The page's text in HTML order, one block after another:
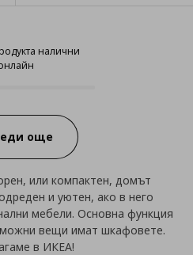
налични
12 от 97 продукта налични
още
или компактен, домът
и уютен, ако в него
мебели. Основна функция
вещи имат шкафовете.
в ИКЕА!